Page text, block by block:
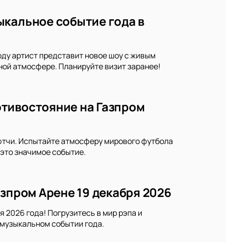
событие года в
артист представит новое шоу с живым
атмосфере. Планируйте визит заранее!
на Газпром
Испытайте атмосферу мирового футбола
значимое событие.
Арене 19 декабря 2026
2026 года! Погрузитесь в мир рэпа и
событии года.